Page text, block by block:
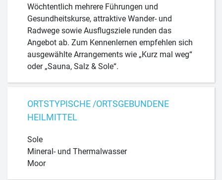
Wöchtentlich mehrere Führungen und
Gesundheitskurse, attraktive Wander- und
Radwege sowie Ausflugsziele runden das
Angebot ab. Zum Kennenlernen empfehlen sich
ausgewählte Arrangements wie „Kurz mal weg“
oder „Sauna, Salz & Sole“.
ORTSTYPISCHE /ORTSGEBUNDENE
HEILMITTEL
Sole
Mineral- und Thermalwasser
Moor